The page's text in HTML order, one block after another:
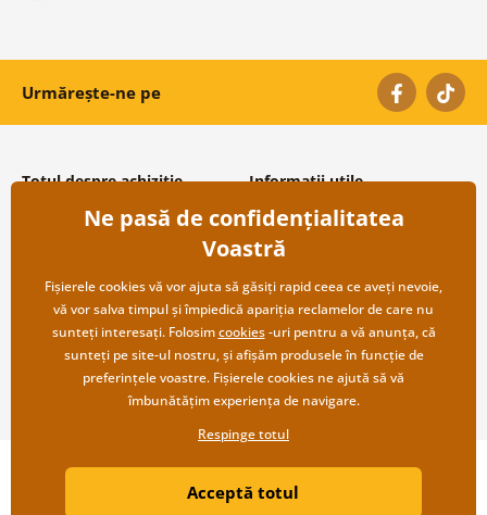
Urmărește-ne pe
Totul despre achiziție
Condiții și termeni generali
Protecția datelor personale
Transport și modalități de plată
Returnare
Informații utile
Despre noi
Întrebări frecvente
Contacte
Cooperare angro
Copyright ©2019 © Dovido.ro.
Litvanyi.sk| Magazinul online a fost creat de
Ne pasă de confidențialitatea
Voastră
Fișierele cookies vă vor ajuta să găsiți rapid ceea ce aveți nevoie,
vă vor salva timpul și împiedică apariția reclamelor de care nu
sunteți interesați. Folosimcookies-uri pentru a vă anunța, că
sunteți pe site-ul nostru, și afișăm produsele în funcție de
preferințele voastre. Fișierele cookies ne ajută să vă
îmbunătățim experiența de navigare.
Respinge totul
Acceptă totul